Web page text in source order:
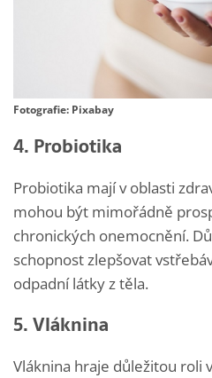
Fotografie: Pixabay
4. Probiotika
Probiotika mají v oblasti
mohou být mimořádně
chronických onemocnění.
schopnost zlepšovat
odpadní látky z těla.
5. Vláknina
Vláknina hraje důležitou roli